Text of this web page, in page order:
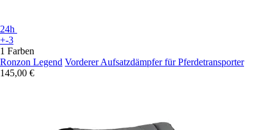
24h
+-3
1 Farben
Ronzon Legend Vorderer Aufsatzdämpfer für Pferdetransporter
145,00 €